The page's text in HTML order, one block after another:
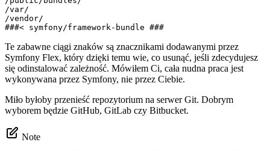
/var/
/vendor/
###< symfony/framework-bundle ###
Te zabawne ciągi znaków są znacznikami dodawanymi przez
Symfony Flex, który dzięki temu wie, co usunąć, jeśli zdecydujesz
się odinstalować zależność. Mówiłem Ci, cała nudna praca jest
wykonywana przez Symfony, nie przez Ciebie.
Miło byłoby przenieść repozytorium na serwer Git. Dobrym
wyborem będzie GitHub, GitLab czy Bitbucket.
Note